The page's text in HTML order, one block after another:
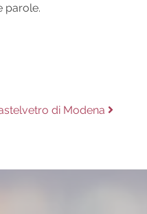
parole.
di Modena